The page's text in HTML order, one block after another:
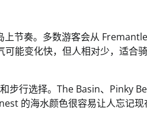
节奏。多数游客会从
能变化快，但人相对少，适合
行选择。The Basin、Pinky
的海水颜色很容易让人忘记现